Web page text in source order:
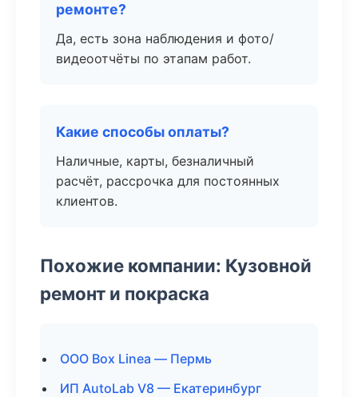
ремонте?
Да, есть зона наблюдения и фото/
видеоотчёты по этапам работ.
Какие способы оплаты?
Наличные, карты, безналичный
расчёт, рассрочка для постоянных
клиентов.
Похожие компании: Кузовной
ремонт и покраска
ООО Box Linea — Пермь
ИП AutoLab V8 — Екатеринбург